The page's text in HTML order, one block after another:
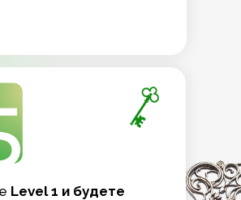
Level 1 и будете